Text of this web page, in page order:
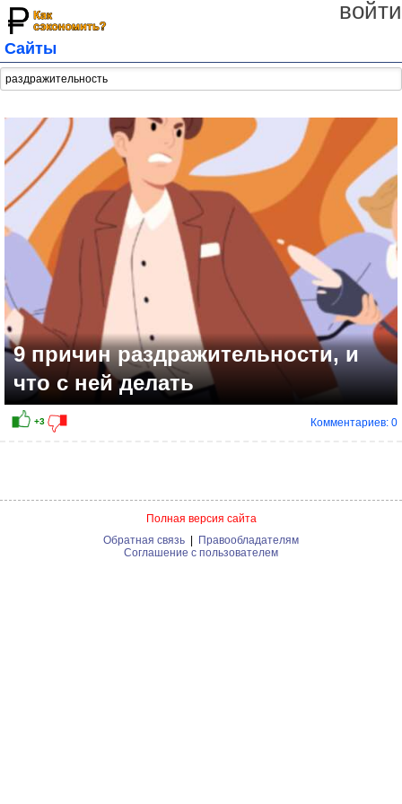
войти
Сайты
9 причин раздражительности, и
что с ней делать
Комментариев: 0
Полная версия сайта
Обратная связь
Правообладателям
Соглашение с пользователем